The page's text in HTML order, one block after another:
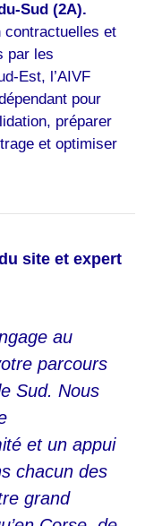
Sud (2A).
contractuelles et
par les
Est, l’AIVF
pour
préparer
et optimiser
site et expert
au
parcours
Sud. Nous
et un appui
chacun des
grand